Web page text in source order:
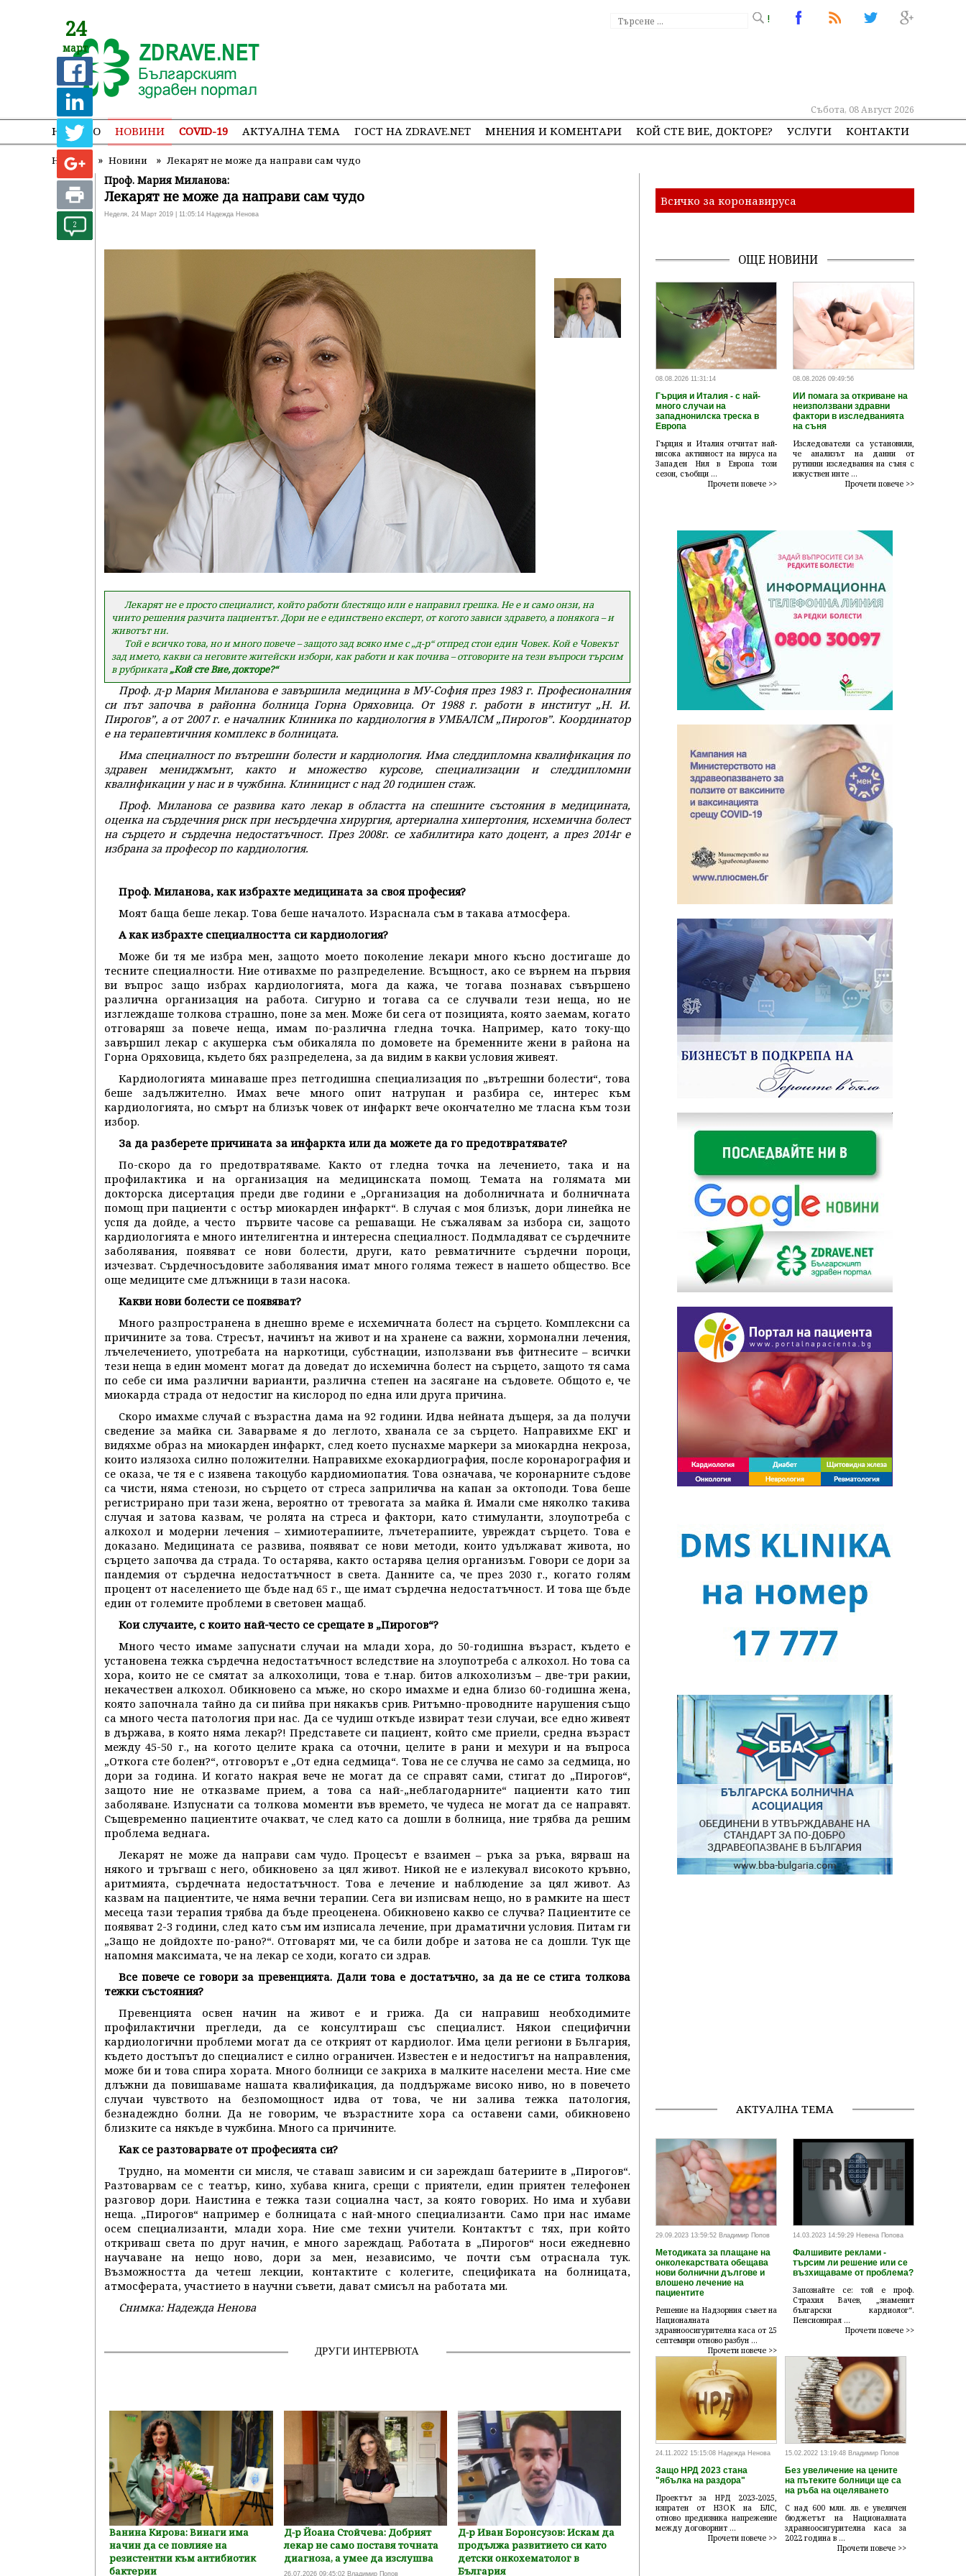
!
Събота, 08 Август 2026
НАЧАЛО НОВИНИ COVID-19 АКТУАЛНА ТЕМА ГОСТ НА ZDRAVE.NET МНЕНИЯ И КОМЕНТАРИ КОЙ СТЕ ВИЕ, ДОКТОРЕ? УСЛУГИ КОНТАКТИ
Начало » Новини » Лекарят не може да направи сам чудо
24
март
2
Проф. Мария Миланова:
Лекарят не може да направи сам чудо
Неделя, 24 Март 2019 | 11:05:14 Надежда Ненова
Лекарят не е просто специалист, който работи блестящо или е направил грешка. Не е и само онзи, на
чиито решения разчита пациентът. Дори не е единствено експерт, от когото зависи здравето, а понякога – и
животът ни.
Той е всичко това, но и много повече – защото зад всяко име с „д-р“ отпред стои един Човек. Кой е Човекът
зад името, какви са неговите житейски избори, как работи и как почива – отговорите на тези въпроси търсим
в рубриката „Кой сте Вие, докторе?“
Проф. д-р Мария Миланова е завършила медицина в МУ-София през 1983 г. Професионалния
си път започва в районна болница Горна Оряховица. От 1988 г. работи в институт „Н. И.
Пирогов”, а от 2007 г. е началник Клиника по кардиология в УМБАЛСМ „Пирогов”. Координатор
е на терапевтичния комплекс в болницата.
Има специалност по вътрешни болести и кардиология. Има следдипломна квалификация по
здравен мениджмънт, както и множество курсове, специализации и следдипломни
квалификации у нас и в чужбина. Клиницист с над 20 годишен стаж.
Проф. Миланова се развива като лекар в областта на спешните състояния в медицината,
оценка на сърдечния риск при несърдечна хирургия, артериална хипертония, исхемична болест
на сърцето и сърдечна недостатъчност. През 2008г. се хабилитира като доцент, а през 2014г е
избрана за професор по кардиология.
Проф. Миланова, как избрахте медицината за своя професия?
Моят баща беше лекар. Това беше началото. Израснала съм в такава атмосфера.
А как избрахте специалността си кардиология?
Може би тя ме избра мен, защото моето поколение лекари много късно достигаше до
тесните специалности. Ние отивахме по разпределение. Всъщност, ако се върнем на първия
ви въпрос защо избрах кардиологията, мога да кажа, че тогава познавах съвършено
различна организация на работа. Сигурно и тогава са се случвали тези неща, но не
изглеждаше толкова страшно, поне за мен. Може би сега от позицията, която заемам, когато
отговаряш за повече неща, имам по-различна гледна точка. Например, като току-що
завършил лекар с акушерка съм обикаляла по домовете на бременните жени в района на
Горна Оряховица, където бях разпределена, за да видим в какви условия живеят.
Кардиологията минаваше през петгодишна специализация по „вътрешни болести“, това
беше задължително. Имах вече много опит натрупан и разбира се, интерес към
кардиологията, но смърт на близък човек от инфаркт вече окончателно ме тласна към този
избор.
За да разберете причината за инфаркта или да можете да го предотвратявате?
По-скоро да го предотвратяваме. Както от гледна точка на лечението, така и на
профилактика и на организация на медицинската помощ. Темата на голямата ми
докторска дисертация преди две години е „Организация на доболничната и болничната
помощ при пациенти с остър миокарден инфаркт“. В случая с моя близък, дори линейка не
успя да дойде, а често първите часове са решаващи. Не съжалявам за избора си, защото
кардиологията е много интелигентна и интересна специалност. Подмладяват се сърдечните
заболявания, появяват се нови болести, други, като ревматичните сърдечни пороци,
изчезват. Сърдечносъдовите заболявания имат много голяма тежест в нашето общество. Все
още медиците сме длъжници в тази насока.
Какви нови болести се появяват?
Много разпространена в днешно време е исхемичната болест на сърцето. Комплексни са
причините за това. Стресът, начинът на живот и на хранене са важни, хормонални лечения,
лъчелечението, употребата на наркотици, субстнации, използвани във фитнесите – всички
тези неща в един момент могат да доведат до исхемична болест на сърцето, защото тя сама
по себе си има различни варианти, различна степен на засягане на съдовете. Общото е, че
миокарда страда от недостиг на кислород по една или друга причина.
Скоро имахме случай с възрастна дама на 92 години. Идва нейната дъщеря, за да получи
сведение за майка си. Заварваме я до леглото, хванала се за сърцето. Направихме ЕКГ и
видяхме образ на миокарден инфаркт, след което пуснахме маркери за миокардна некроза,
които излязоха силно положителни. Направихме ехокардиография, после коронарография и
се оказа, че тя е с изявена такоцубо кардиомиопатия. Това означава, че коронарните съдове
са чисти, няма стенози, но сърцето от стреса заприличва на капан за октоподи. Това беше
регистрирано при тази жена, вероятно от тревогата за майка й. Имали сме няколко такива
случая и затова казвам, че ролята на стреса и фактори, като стимуланти, злоупотреба с
алкохол и модерни лечения – химиотерапиите, лъчетерапиите, увреждат сърцето. Това е
доказано. Медицината се развива, появяват се нови методи, които удължават живота, но
сърцето започва да страда. То остарява, както остарява целия организъм. Говори се дори за
пандемия от сърдечна недостатъчност в света. Данните са, че през 2030 г., когато голям
процент от населението ще бъде над 65 г., ще имат сърдечна недостатъчност. И това ще бъде
един от големите проблеми в световен мащаб.
Кои случаите, с които най-често се срещате в „Пирогов“?
Много често имаме запуснати случаи на млади хора, до 50-годишна възраст, където е
установена тежка сърдечна недостатъчност вследствие на злоупотреба с алкохол. Но това са
хора, които не се смятат за алкохолици, това е т.нар. битов алкохолизъм – две-три ракии,
некачествен алкохол. Обикновено са мъже, но скоро имахме и една близо 60-годишна жена,
която започнала тайно да си пийва при някакъв срив. Ритъмно-проводните нарушения също
са много честа патология при нас. Да се чудиш откъде извират тези случаи, все едно живеят
в държава, в която няма лекар?! Представете си пациент, който сме приели, средна възраст
между 45-50 г., на когото целите крака са оточни, целите в рани и мехури и на въпроса
„Откога сте болен?“, отговорът е „От една седмица“. Това не се случва не само за седмица, но
дори за година. И когато накрая вече не могат да се справят сами, стигат до „Пирогов“,
защото ние не отказваме прием, а това са най-„неблагодарните“ пациенти като тип
заболяване. Изпуснати са толкова моменти във времето, че чудеса не могат да се направят.
Същевременно пациентите очакват, че след като са дошли в болница, ние трябва да решим
проблема веднага.
Лекарят не може да направи сам чудо. Процесът е взаимен – ръка за ръка, вярваш на
някого и тръгваш с него, обикновено за цял живот. Никой не е излекувал високото кръвно,
аритмията, сърдечната недостатъчност. Това е лечение и наблюдение за цял живот. Аз
казвам на пациентите, че няма вечни терапии. Сега ви изписвам нещо, но в рамките на шест
месеца тази терапия трябва да бъде преоценена. Обикновено какво се случва? Пациентите се
появяват 2-3 години, след като съм им изписала лечение, при драматични условия. Питам ги
„Защо не дойдохте по-рано?“. Отговарят ми, че са били добре и затова не са дошли. Тук ще
напомня максимата, че на лекар се ходи, когато си здрав.
Все повече се говори за превенцията. Дали това е достатъчно, за да не се стига толкова
тежки състояния?
Превенцията освен начин на живот е и грижа. Да си направиш необходимите
профилактични прегледи, да се консултираш със специалист. Някои специфични
кардиологични проблеми могат да се открият от кардиолог. Има цели региони в България,
където достъпът до специалист е силно ограничен. Известен е и недостигът на направления,
може би и това спира хората. Много болници се закриха в малките населени места. Ние сме
длъжни да повишаваме нашата квалификация, да поддържаме високо ниво, но в повечето
случаи чувството на безпомощност идва от това, че ни залива тежка патология,
безнадеждно болни. Да не говорим, че възрастните хора са оставени сами, обикновено
близките са някъде в чужбина. Много са причините.
Как се разтоварвате от професията си?
Трудно, на моменти си мисля, че ставаш зависим и си зареждаш батериите в „Пирогов“.
Разтоварвам се с театър, кино, хубава книга, срещи с приятели, един приятен телефонен
разговор дори. Наистина е тежка тази социална част, за която говорих. Но има и хубави
неща. „Пирогов“ например е болницата с най-много специализанти. Само при нас имаме
осем специализанти, млади хора. Ние сме техни учители. Контактът с тях, при който
откриваш света по друг начин, е много зареждащ. Работата в „Пирогов“ носи ежедневно
научаване на нещо ново, дори за мен, независимо, че почти съм отраснала тук.
Възможността да четеш лекции, контактите с колегите, спецификата на болницата,
атмосферата, участието в научни съвети, дават смисъл на работата ми.
Снимка: Надежда Ненова
ДРУГИ ИНТЕРВЮТА
Ванина Кирова: Винаги има
начин да се повлияе на
резистентни към антибиотик
бактерии
Д-р Йоана Стойчева: Добрият
лекар не само поставя точната
диагноза, а умее да изслушва
26.07.2026 09:45:02 Владимир Попов
Д-р Иван Боронсузов: Искам да
продължа развитието си като
детски онкохематолог в
България
Всичко за коронавируса
ОЩЕ НОВИНИ
08.08.2026 11:31:14
Гърция и Италия - с най-
много случаи на
западнонилска треска в
Европа
Гърция и Италия отчитат най-
висока активност на вируса на
Западен Нил в Европа този
сезон, съобщи ...
Прочети повече >>
08.08.2026 09:49:56
ИИ помага за откриване на
неизползвани здравни
фактори в изследванията
на съня
Изследователи са установили,
че анализът на данни от
рутинни изследвания на съня с
изкуствен инте ...
Прочети повече >>
АКТУАЛНА ТЕМА
29.09.2023 13:59:52 Владимир Попов
Методиката за плащане на
онколекарствата обещава
нови болнични дългове и
влошено лечение на
пациентите
Решение на Надзорния съвет на
Националната
здравноосигурителна каса от 25
септември отново разбун ...
Прочети повече >>
14.03.2023 14:59:29 Невена Попова
Фалшивите реклами -
търсим ли решение или се
възхищаваме от проблема?
Запознайте се: той е проф.
Страхил Вачев, „знаменит
български кардиолог“.
Пенсионирал ...
Прочети повече >>
24.11.2022 15:15:08 Надежда Ненова
Защо НРД 2023 стана
"ябълка на раздора"
Проектът за НРД 2023-2025,
изпратен от НЗОК на БЛС,
отново предизвика напрежение
между договорнит ...
Прочети повече >>
15.02.2022 13:19:48 Владимир Попов
Без увеличение на цените
на пътеките болници ще са
на ръба на оцеляването
С над 600 млн. лв. е увеличен
бюджетът на Националната
здравноосигурителна каса за
2022 година в ...
Прочети повече >>